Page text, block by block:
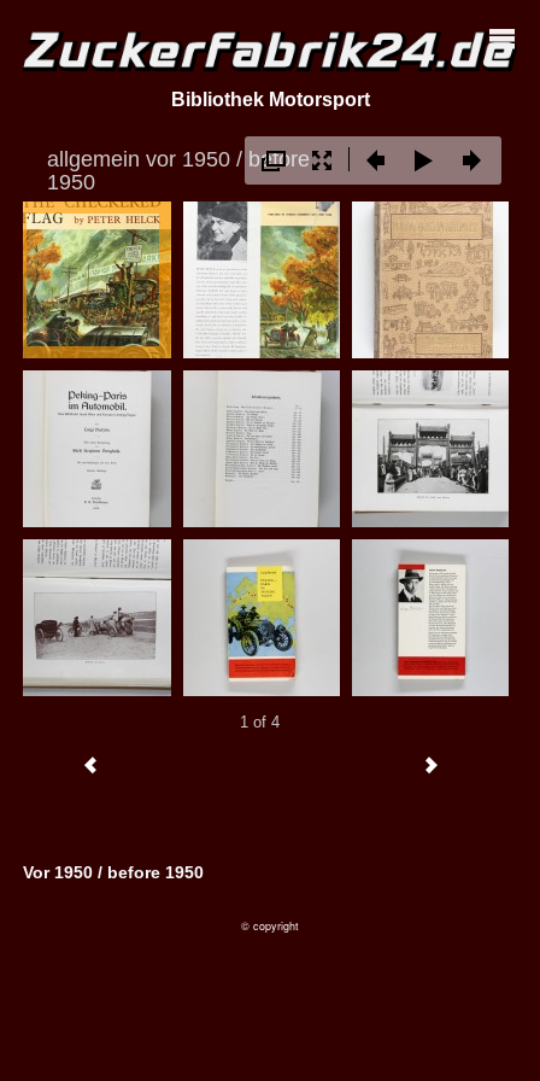
Bibliothek Motorsport
1 of 4
allgemein vor 1950 / before
1950
Vor 1950 / before 1950
© copyright